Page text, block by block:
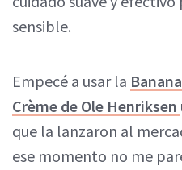
sensible.
Empecé a usar la
Crème de Ole Henriksen
que la lanzaron al
ese momento no me